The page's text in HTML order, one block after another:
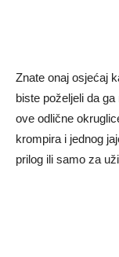
Znate onaj osjećaj
biste poželjeli da
ove odlične
krompira i jednog
prilog ili samo za